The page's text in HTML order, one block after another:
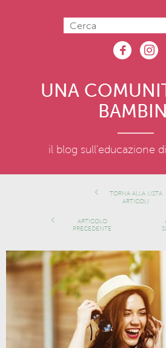
UNA
BAMBINI
il blog sull'educazione
TORNA ALLA LISTA
ARTICOLI
ARTICOLO
PRECEDENTE